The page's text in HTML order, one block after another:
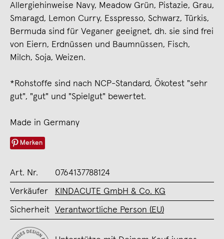
Allergiehinweise Navy, Meadow Grün, Pistazie, Grau,
Smaragd, Lemon Curry, Esspresso, Schwarz, Türkis,
Bermuda sind für Veganer geeignet, dh. sie sind frei
von Eiern, Erdnüssen und Baumnüssen, Fisch,
Milch, Soja, Weizen.
*Rohstoffe sind nach NCP-Standard, Ökotest "sehr
gut", "gut" und "Spielgut" bewertet.
Made in Germany
Merken
Art. Nr. 0764137788124
Verkäufer KINDACUTE GmbH & Co. KG
Sicherheit Verantwortliche Person (EU)